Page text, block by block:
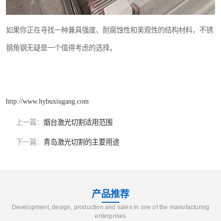
如果你正在寻找一种兼具强度、耐腐蚀性和美观性的结构材料，不锈
钢角钢无疑是一个值得考虑的选择。
http://www.hybuxiugang.com
上一篇： 烟台激光切割适用范围
下一篇： 青岛激光切割的主要用途
产品推荐
Development, design, production and sales in one of the manufacturing
enterprises